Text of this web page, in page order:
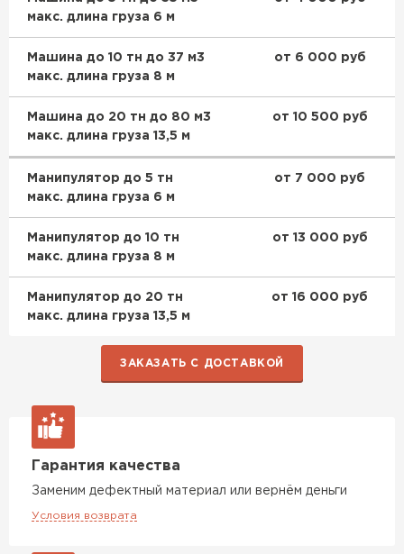
макс. длина груза 6 м
Машина до 10 тн до 37 м3
макс. длина груза 8 м
от 6 000 руб
Машина до 20 тн до 80 м3
макс. длина груза 13,5 м
от 10 500 руб
Манипулятор до 5 тн
макс. длина груза 6 м
от 7 000 руб
Манипулятор до 10 тн
макс. длина груза 8 м
от 13 000 руб
Манипулятор до 20 тн
макс. длина груза 13,5 м
от 16 000 руб
ЗАКАЗАТЬ С ДОСТАВКОЙ
Гарантия качества
Заменим дефектный материал или вернём деньги
Условия возврата